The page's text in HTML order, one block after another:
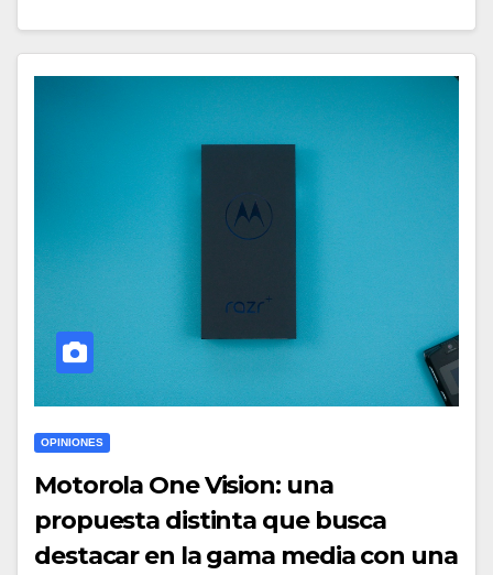
OPINIONES
Motorola One Vision: una
propuesta distinta que busca
destacar en la gama media con una